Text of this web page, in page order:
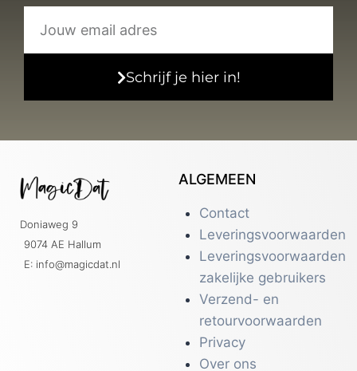
Schrijf je hier in!
Doniaweg 9
9074 AE Hallum
E: info@magicdat.nl
ALGEMEEN
Contact
Leveringsvoorwaarden
Leveringsvoorwaarden
zakelijke gebruikers
Verzend- en
retourvoorwaarden
Privacy
Over ons